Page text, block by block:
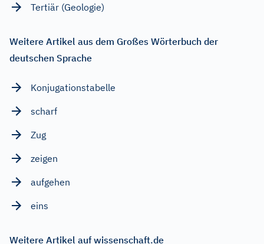
Tertiär (Geologie)
Weitere Artikel aus dem Großes Wörterbuch der
deutschen Sprache
Konjugationstabelle
scharf
Zug
zeigen
aufgehen
eins
Weitere Artikel auf wissenschaft.de